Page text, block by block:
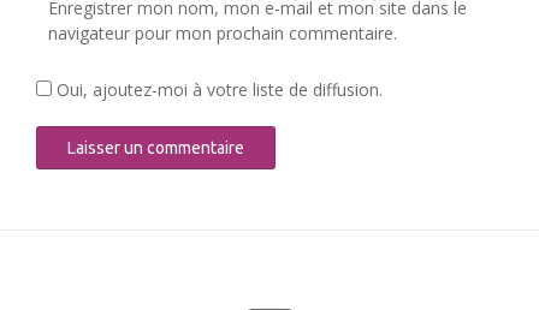
Enregistrer mon nom, mon e-mail et mon site dans le
navigateur pour mon prochain commentaire.
Oui, ajoutez-moi à votre liste de diffusion.